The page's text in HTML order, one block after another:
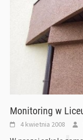
Monitoring w
4 kwietnia 2008